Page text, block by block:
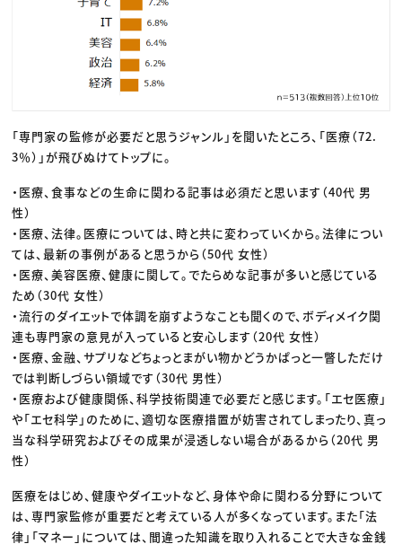
「専門家の監修が必要だと思うジャンル」を聞いたところ、「医療（72.
3％）」が飛びぬけてトップに。
・医療、食事などの生命に関わる記事は必須だと思います（40代 男
性）
・医療、法律。医療については、時と共に変わっていくから。法律につい
ては、最新の事例があると思うから（50代 女性）
・医療、美容医療、健康に関して。でたらめな記事が多いと感じている
ため（30代 女性）
・流行のダイエットで体調を崩すようなことも聞くので、ボディメイク関
連も専門家の意見が入っていると安心します（20代 女性）
・医療、金融、サプリなどちょっとまがい物かどうかぱっと一瞥しただけ
では判断しづらい領域です（30代 男性）
・医療および健康関係、科学技術関連で必要だと感じます。「エセ医療」
や「エセ科学」のために、適切な医療措置が妨害されてしまったり、真っ
当な科学研究およびその成果が浸透しない場合があるから（20代 男
性）
医療をはじめ、健康やダイエットなど、身体や命に関わる分野について
は、専門家監修が重要だと考えている人が多くなっています。また「法
律」「マネー」については、間違った知識を取り入れることで大きな金銭